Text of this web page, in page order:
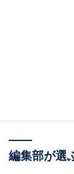
編集部が選